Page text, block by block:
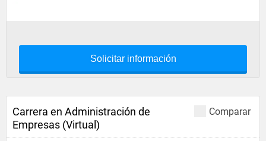
Solicitar información
Comparar
Carrera en Administración de
Empresas (Virtual)